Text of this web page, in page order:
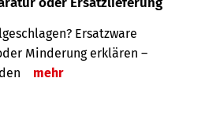
Ersatzware
Minderung erklären –
mehr